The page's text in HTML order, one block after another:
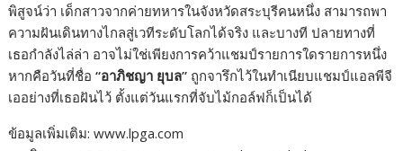
พิสูจน์ว่า เด็กสาวจากค่ายทหารในจังหวัดสระบุรีคนหนึ่ง สามารถพา
ความฝันเดินทางไกลสู่เวทีระดับโลกได้จริง และบางที ปลายทางที่
เธอกำลังไล่ล่า อาจไม่ใช่เพียงการคว้าแชมป์รายการใดรายการหนึ่ง
หากคือวันที่ชื่อ “อาภิชญา ยุบล” ถูกจารึกไว้ในทำเนียบแชมป์แอลพีจี
เออย่างที่เธอฝันไว้ ตั้งแต่วันแรกที่จับไม้กอล์ฟก็เป็นได้
ข้อมูลเพิ่มเติม: www.lpga.com